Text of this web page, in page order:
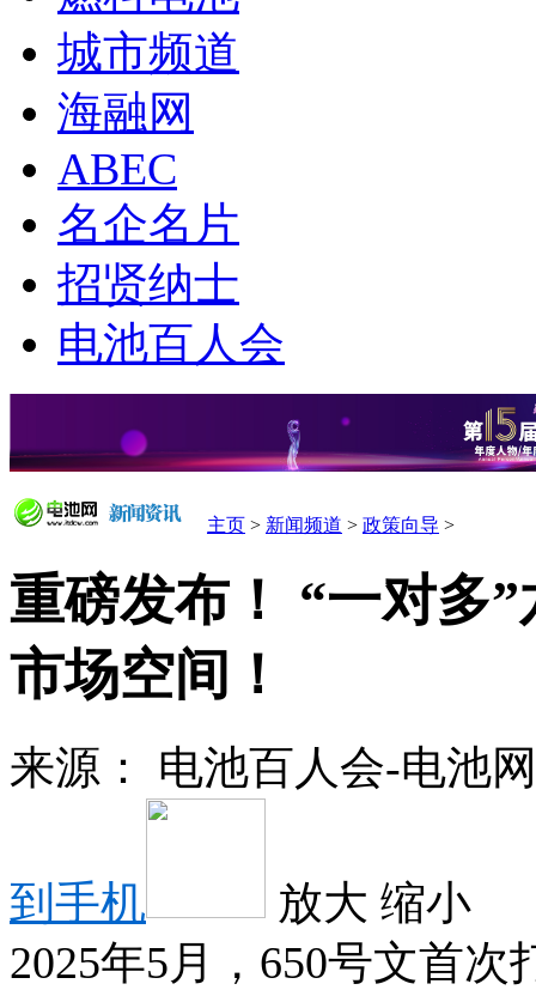
城市频道
海融网
ABEC
名企名片
招贤纳士
电池百人会
主页 > 新闻频道 > 政策向导 >
重磅发布！ “一对多
市场空间！
来源： 电池百人会-电池
到手机 放大 缩小
2025年5月，650号文首